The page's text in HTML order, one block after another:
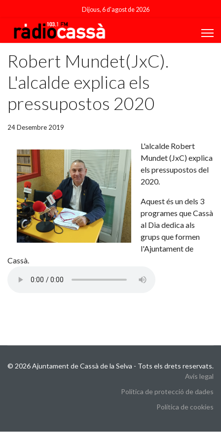
Dijous, 6 d'agost de 2026
Robert Mundet(JxC).
L'alcalde explica els
pressupostos 2020
24 Desembre 2019
L'alcalde Robert
Mundet (JxC) explica
els pressupostos del
2020.
Aquest és un dels 3
programes que Cassà
al Dia dedica als
grups que formen
l'Ajuntament de
Cassà.
© 2026 Ajuntament de Cassà de la Selva - Tots els drets reservats.
Avis legal
Política de protecció de dades
Política de cookies